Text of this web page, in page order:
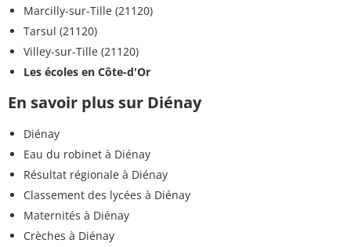
Marcilly-sur-Tille (21120)
Tarsul (21120)
Villey-sur-Tille (21120)
Les écoles en Côte-d'Or
En savoir plus sur Diénay
Diénay
Eau du robinet à Diénay
Résultat régionale à Diénay
Classement des lycées à Diénay
Maternités à Diénay
Crèches à Diénay